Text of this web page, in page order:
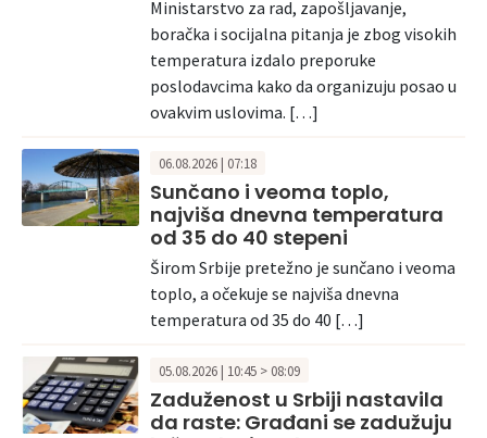
Ministarstvo za rad, zapošljavanje,
boračka i socijalna pitanja je zbog visokih
temperatura izdalo preporuke
poslodavcima kako da organizuju posao u
ovakvim uslovima. […]
06.08.2026 | 07:18
Sunčano i veoma toplo,
najviša dnevna temperatura
od 35 do 40 stepeni
Širom Srbije pretežno je sunčano i veoma
toplo, a očekuje se najviša dnevna
temperatura od 35 do 40 […]
05.08.2026 | 10:45 > 08:09
Zaduženost u Srbiji nastavila
da raste: Građani se zadužuju